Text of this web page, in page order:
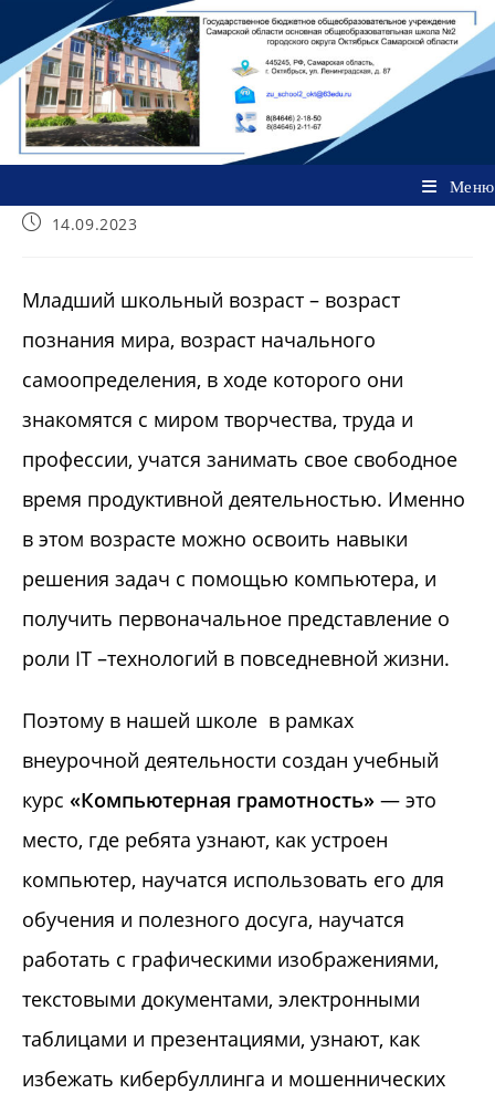
содержимому
Меню
Запись14.09.2023
Младший школьный возраст – возраст
познания мира, возраст начального
самоопределения, в ходе которого они
знакомятся с миром творчества, труда и
профессии, учатся занимать свое свободное
время продуктивной деятельностью. Именно
в этом возрасте можно освоить навыки
решения задач с помощью компьютера, и
получить первоначальное представление о
роли IT –технологий в повседневной жизни.
Поэтому в нашей школе в рамках
внеурочной деятельности создан учебный
курс «Компьютерная грамотность» — это
место, где ребята узнают, как устроен
компьютер, научатся использовать его для
обучения и полезного досуга, научатся
работать с графическими изображениями,
текстовыми документами, электронными
таблицами и презентациями, узнают, как
избежать кибербуллинга и мошеннических